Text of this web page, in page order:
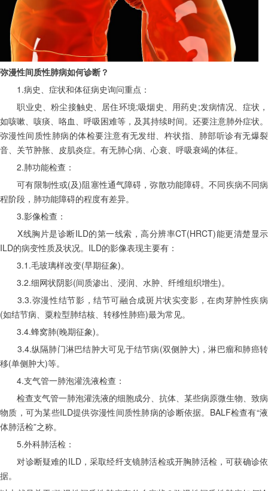
弥漫性间质性肺病如何诊断？
1.病史、症状和体征病史询问重点：
职业史、粉尘接触史、居住环境;吸烟史、用药史;发病情况、症状，
如咳嗽、咳痰、咯血、呼吸困难等，及其持续时间。还要注意肺外症状。
弥漫性间质性肺病的体检要注意有无发绀、杵状指、肺部听诊有无爆裂
音、关节肿胀、皮肌炎症。有无肺心病、心衰、呼吸衰竭的体征。
2.肺功能检查：
可有限制性或(及)阻塞性通气障碍，弥散功能障碍。不同疾病不同病
程阶段，肺功能障碍的程度有差异。
3.影像检查：
X线胸片是诊断ILD的第一线索，高分辨率CT(HRCT)能更清楚显示
ILD的病变性质及状况。ILD的影像表现主要有：
3.1.毛玻璃样改变(早期征象)。
3.2.细网状阴影(间质渗出、浸润、水肿、纤维组织增生)。
3.3.弥漫性结节影，结节可融合成斑片状实变影，在肉芽肿性疾病
(如结节病、粟粒型肺结核、转移性肺癌)最为常见。
3.4.蜂窝肺(晚期征象)。
3.4.纵隔肺门淋巴结肿大可见于结节病(双侧肿大)，淋巴瘤和肺癌转
移(单侧肿大)等。
4.支气管一肺泡灌洗液检查：
检查支气管一肺泡灌洗液的细胞成分、抗体、某些病原微生物、致病
物质，可为某些ILD提供弥漫性间质性肺病的诊断依据。BALF检查有“液
体肺活检”之称。
5.外科肺活检：
对诊断疑难的ILD，采取经纤支镜肺活检或开胸肺活检，可获确诊依
据。